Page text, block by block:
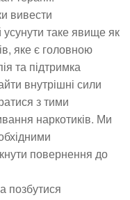
вивести
усунути таке явище як
яке є головною
та підтримка
внутрішні сили
з тими
наркотиків. Ми
повернення до
позбутися